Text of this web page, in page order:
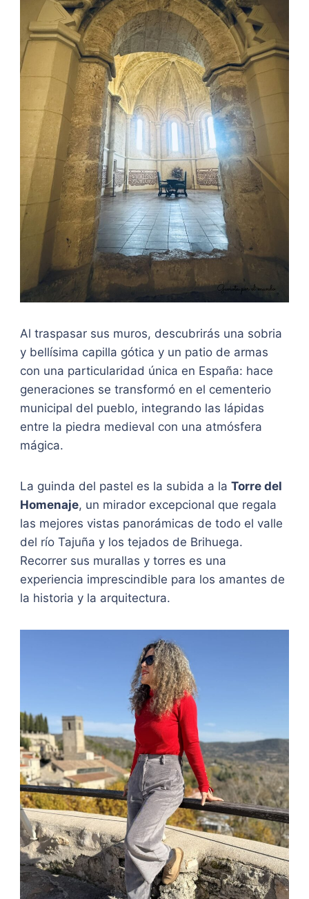
Al traspasar sus muros, descubrirás una sobria
y bellísima capilla gótica y un patio de armas
con una particularidad única en España: hace
generaciones se transformó en el cementerio
municipal del pueblo, integrando las lápidas
entre la piedra medieval con una atmósfera
mágica.
La guinda del pastel es la subida a la Torre del
Homenaje, un mirador excepcional que regala
las mejores vistas panorámicas de todo el valle
del río Tajuña y los tejados de Brihuega.
Recorrer sus murallas y torres es una
experiencia imprescindible para los amantes de
la historia y la arquitectura.